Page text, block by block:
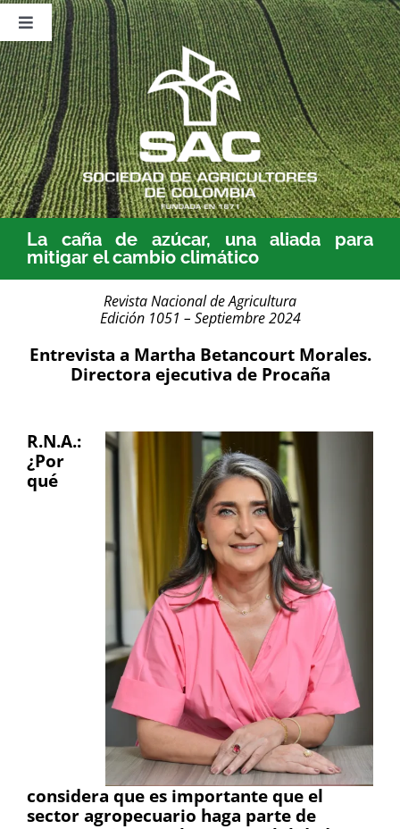
Saltar
contenido
Toggle
Navigation
Nosotros
Publicaciones
Sala de Prensa
Eventos
La caña de azúcar, una aliada para
mitigar el cambio climático
Revista Nacional de Agricultura
Edición 1051 – Septiembre 2024
Entrevista a Martha Betancourt Morales.
Directora ejecutiva de Procaña
R.N.A.:
¿Por
qué
considera que es importante que el
sector agropecuario haga parte de